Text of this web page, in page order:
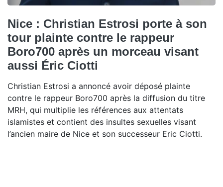
Nice : Christian Estrosi porte à son
tour plainte contre le rappeur
Boro700 après un morceau visant
aussi Éric Ciotti
Christian Estrosi a annoncé avoir déposé plainte
contre le rappeur Boro700 après la diffusion du titre
MRH, qui multiplie les références aux attentats
islamistes et contient des insultes sexuelles visant
l’ancien maire de Nice et son successeur Eric Ciotti.